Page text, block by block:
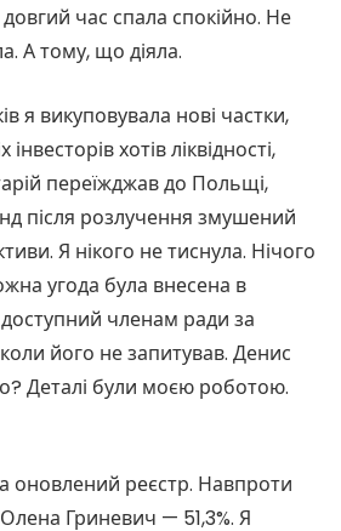
час спала спокійно. Не
А тому, що діяла.
я викуповувала нові частки,
хотів ліквідності,
переїжджав до Польщі,
після розлучення змушений
Я нікого не тиснула. Нічого
угода була внесена в
членам ради за
його не запитував. Денис
Деталі були моєю роботою.
оновлений реєстр. Навпроти
Гриневич — 51,3%. Я